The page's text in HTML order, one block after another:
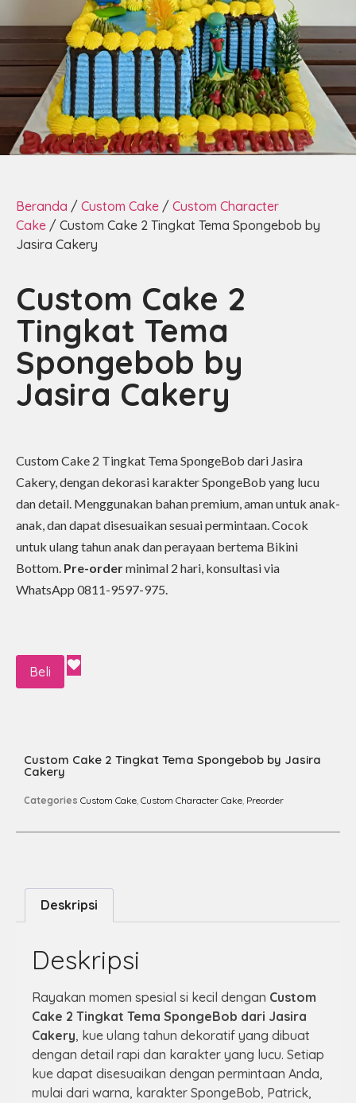
Beranda / Custom Cake / Custom Character
Cake / Custom Cake 2 Tingkat Tema Spongebob by
Jasira Cakery
Custom Cake 2
Tingkat Tema
Spongebob by
Jasira Cakery
Custom Cake 2 Tingkat Tema SpongeBob dari Jasira
Cakery, dengan dekorasi karakter SpongeBob yang lucu
dan detail. Menggunakan bahan premium, aman untuk anak-
anak, dan dapat disesuaikan sesuai permintaan. Cocok
untuk ulang tahun anak dan perayaan bertema Bikini
Bottom. Pre-orderminimal 2 hari, konsultasi via
WhatsApp 0811-9597-975.
Beli
Custom Cake 2 Tingkat Tema Spongebob by Jasira
Cakery
Categories Custom Cake Custom Character Cake Preorder
Deskripsi
Deskripsi
Rayakan momen spesial si kecil dengan Custom
Cake 2 Tingkat Tema SpongeBob dari Jasira
Cakery, kue ulang tahun dekoratif yang dibuat
dengan detail rapi dan karakter yang lucu. Setiap
kue dapat disesuaikan dengan permintaan Anda,
mulai dari warna, karakter SpongeBob, Patrick,